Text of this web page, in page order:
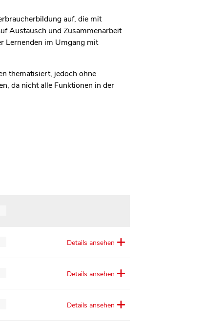
auf, die mit
Austausch und Zusammenarbeit
Lernenden im Umgang mit
thematisiert, jedoch ohne
da nicht alle Funktionen in der
Details ansehen
Details ansehen
Details ansehen